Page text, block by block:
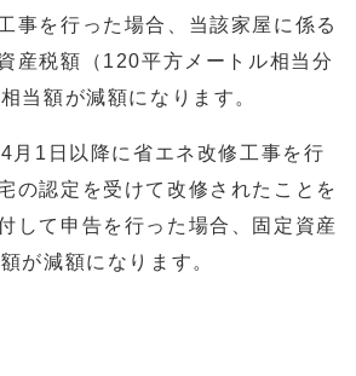
事を行った場合、当該家屋に係る
産税額（120平方メートル相当分
当額が減額になります。
月1日以降に省エネ改修工事を行
の認定を受けて改修されたことを
して申告を行った場合、固定資産
が減額になります。